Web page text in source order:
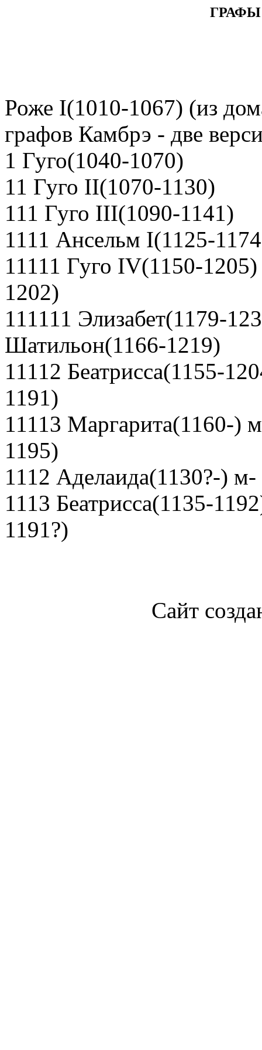
Роже I(1010-1067) (из
графов Камбрэ - две
1 Гуго(1040-1070)
11 Гуго II(1070-1130)
111 Гуго III(1090-1141)
1111 Ансельм I(1125-
11111 Гуго IV(1150-
1202)
111111 Элизабет(1179-
Шатильон(1166-1219)
11112 Беатрисса(1155-
1191)
11113 Маргарита(1160-)
1195)
1112 Аделаида(1130?-)
1113 Беатрисса(1135-
1191?)
Сайт